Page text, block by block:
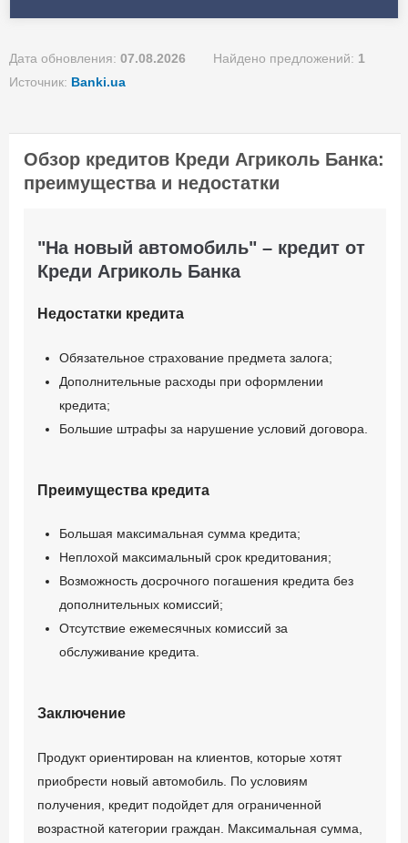
залога
В кассе банка;
Через терминал
По реквизитам из любого
финансового учреждения.
подтверждение
доходов
Паспорт гражданина
Спецификация или счет-
фактура на автомобиль;
Стаж по основному месту
Документы,
Возраст заёмщика
от 25 до 60
Дата обновления: 07.08.2026 Найдено предложений: 1
Источник: Banki.ua
Обзор кредитов Креди Агриколь Банка:
преимущества и недостатки
"На новый автомобиль" – кредит от
Креди Агриколь Банка
Недостатки кредита
Обязательное страхование предмета залога;
Дополнительные расходы при оформлении
кредита;
Большие штрафы за нарушение условий договора.
Преимущества кредита
Большая максимальная сумма кредита;
Неплохой максимальный срок кредитования;
Возможность досрочного погашения кредита без
дополнительных комиссий;
Отсутствие ежемесячных комиссий за
обслуживание кредита.
Заключение
Продукт ориентирован на клиентов, которые хотят
приобрести новый автомобиль. По условиям
получения, кредит подойдет для ограниченной
возрастной категории граждан. Максимальная сумма,